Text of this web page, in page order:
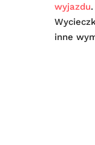
wyjazdu
inne